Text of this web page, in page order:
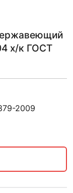
х/к ГОСТ
2009